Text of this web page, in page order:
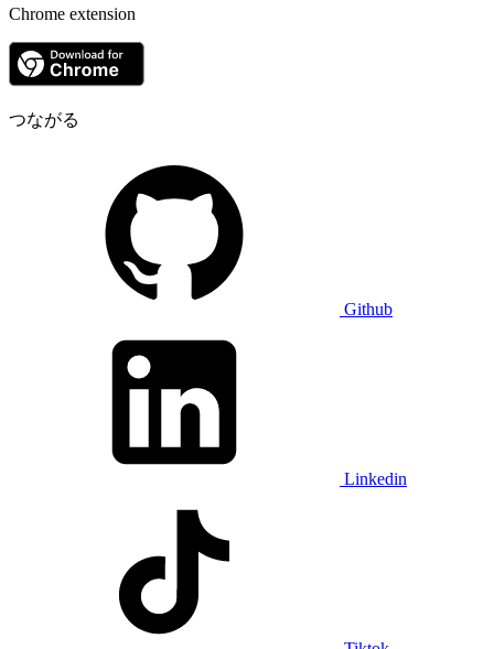
Chrome extension
つながる
Github
Linkedin